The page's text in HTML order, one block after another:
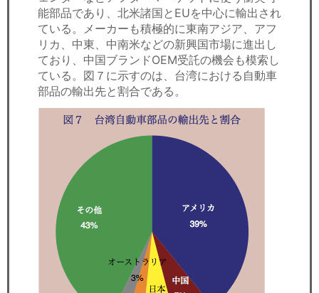
能部品であり、北米諸国とEUを中心に輸出され
ている。メーカーも積極的に東南アジア、アフ
リカ、中東、中南米などの新興国市場に進出し
ており、中国ブランドOEM受託の機会も模索し
ている。図７に示すのは、台湾における自動車
部品の輸出先と割合である。